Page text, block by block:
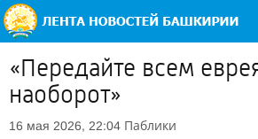
«Передайте всем
наоборот»
16 мая 2026, 22:04 Паблики